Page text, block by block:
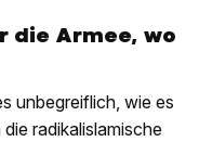
die Armee, wo
unbegreiflich, wie es
radikalislamische